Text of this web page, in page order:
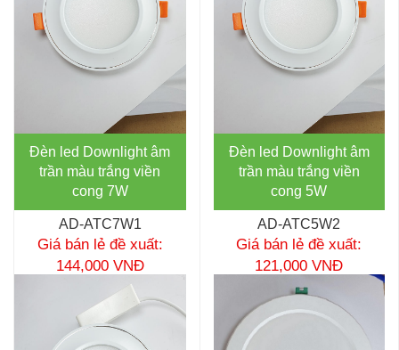
Đèn led Downlight âm
trần màu trắng viền
cong 7W
AD-ATC7W1
Giá bán lẻ đề xuất:
144,000 VNĐ
Đèn led Downlight âm
trần màu trắng viền
cong 5W
AD-ATC5W2
Giá bán lẻ đề xuất:
121,000 VNĐ